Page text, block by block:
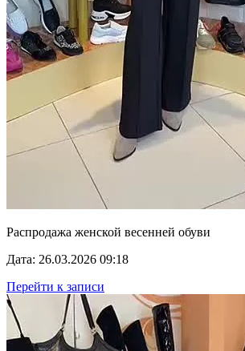
Распродажа женской весенней обуви
Дата: 26.03.2026 09:18
Перейти к записи